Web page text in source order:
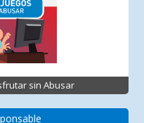
sin Abusar